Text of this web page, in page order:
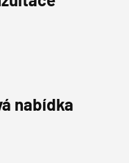
nabídka